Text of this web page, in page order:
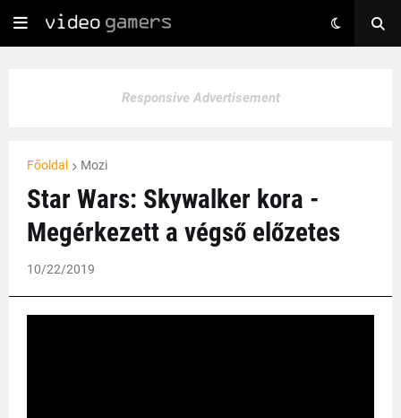
Responsive Advertisement
Főoldal Mozi
Star Wars: Skywalker kora -
Megérkezett a végső előzetes
10/22/2019